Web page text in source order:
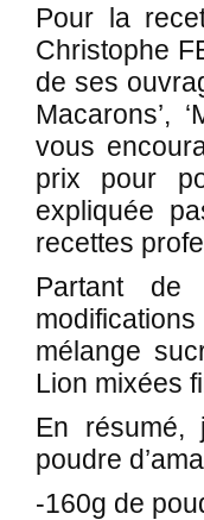
Pour la
Christophe
de ses
Macarons’,
vous
prix pour
expliquée
recettes
Partant de
mélange
Lion mixées
En résumé,
poudre
-160g de